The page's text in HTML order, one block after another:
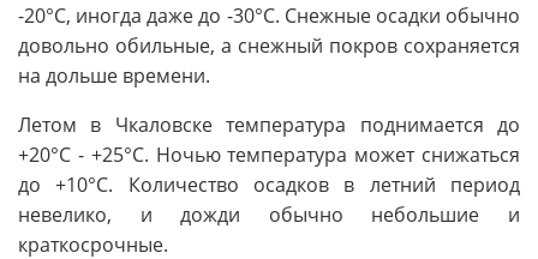
-20°C, иногда даже до -30°C. Снежные осадки обычно
довольно обильные, а снежный покров сохраняется
на дольше времени.
Летом в Чкаловске температура поднимается до
+20°C - +25°C. Ночью температура может снижаться
до +10°C. Количество осадков в летний период
невелико, и дожди обычно небольшие и
краткосрочные.